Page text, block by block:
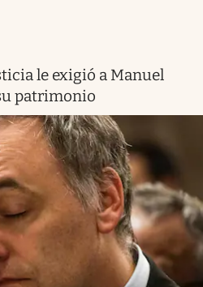
le exigió a Manuel
patrimonio